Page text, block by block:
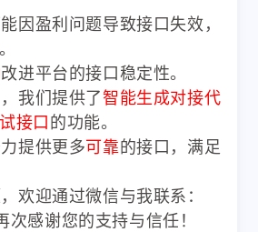
因盈利问题导致接口失效，
。
改进平台的接口稳定性。
我们提供了智能生成对接代
接口 的功能。
提供更多可靠的接口，满足
欢迎通过微信与我联系：
次感谢您的支持与信任！